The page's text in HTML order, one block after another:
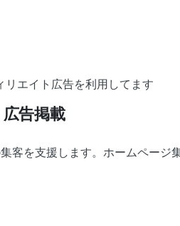
リエイト広告を利用してます
広告掲載
客を支援します。ホームページ